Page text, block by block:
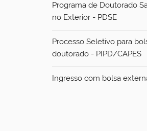
Programa de Doutorado
no Exterior - PDSE
Processo Seletivo para
doutorado - PIPD/CAPES
Ingresso com bolsa